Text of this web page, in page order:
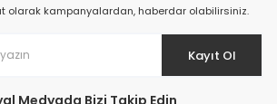
olarak kampanyalardan, haberdar olabilirsiniz.
Kayıt Ol
Medyada Bizi Takip Edin